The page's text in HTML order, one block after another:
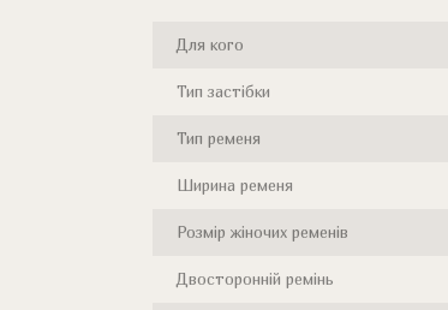
Для кого
Тип застібки
Тип ременя
Ширина ременя
Розмір жіночих ременів
Двосторонній ремінь